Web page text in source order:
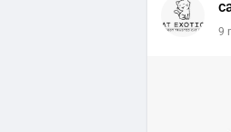
9